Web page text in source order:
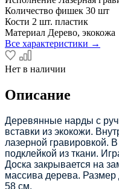
Количество фишек 30 шт
Кости 2 шт. пластик
Материал Дерево, экокожа
Все характеристики →
Нет в наличии
Описание
Деревянные нарды с
вставки из экокожи.
лазерной гравировкой.
подклейкой из ткани.
Доска закрывается на
массива дерева.
58 см.